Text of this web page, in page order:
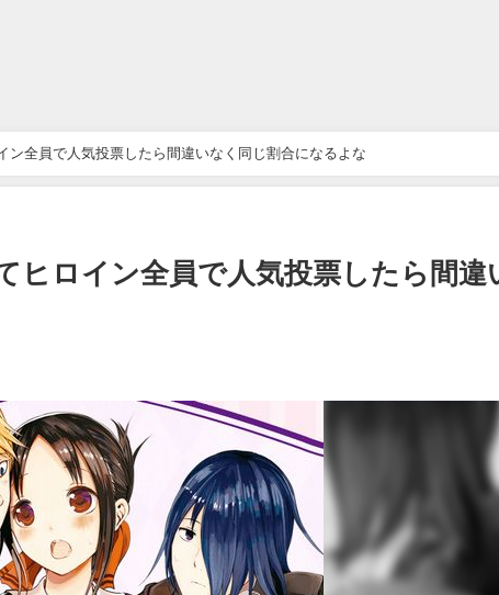
ン全員で人気投票したら間違いなく同じ割合になるよな
ヒロイン全員で人気投票したら間違